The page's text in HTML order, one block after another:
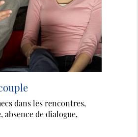
dans les rencontres,
de dialogue,